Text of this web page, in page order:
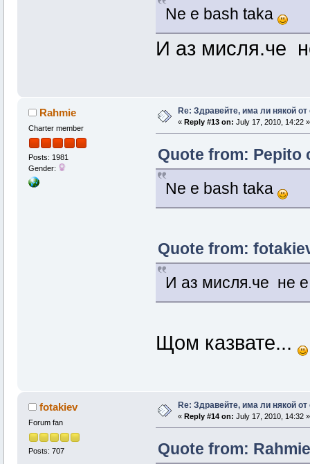
Ne e bash taka
И аз мисля.че
Rahmie
Charter member
Posts: 1981
Gender:
Re: Здравейте, има ли някой
« Reply #13 on: July 17, 2010, 14:22 »
Quote from: Pepito
Ne e bash taka
Quote from:
И аз мисля.че не е
Щом казвате...
fotakiev
Forum fan
Posts: 707
Re: Здравейте, има ли някой
« Reply #14 on: July 17, 2010, 14:32 »
Quote from: